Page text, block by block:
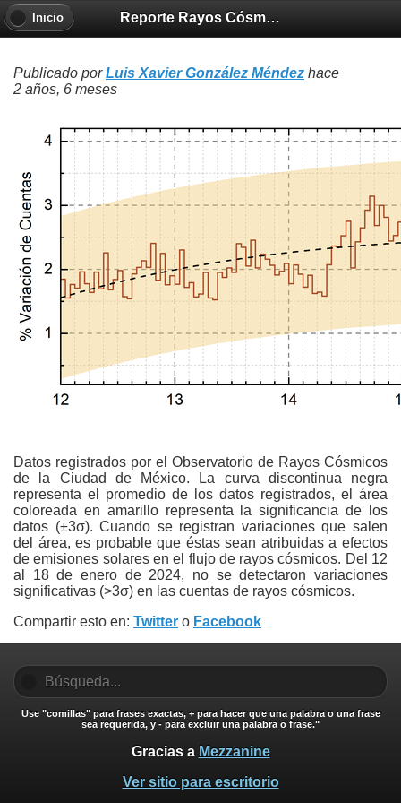
Reporte Rayos Cósmicos 2024-01-18
Inicio
Publicado porLuis Xavier González Méndez hace
2 años, 6 meses
Datos registrados por el Observatorio de Rayos Cósmicos
de la Ciudad de México. La curva discontinua negra
representa el promedio de los datos registrados, el área
coloreada en amarillo representa la significancia de los
datos (±3σ). Cuando se registran variaciones que salen
del área, es probable que éstas sean atribuidas a efectos
de emisiones solares en el flujo de rayos cósmicos. Del 12
al 18 de enero de 2024, no se detectaron variaciones
significativas (>3σ) en las cuentas de rayos cósmicos.
Compartir esto en: Twitter o Facebook
Use "comillas" para frases exactas, + para hacer que una palabra o una frase
sea requerida, y - para excluir una palabra o frase."
Gracias a Mezzanine
Ver sitio para escritorio